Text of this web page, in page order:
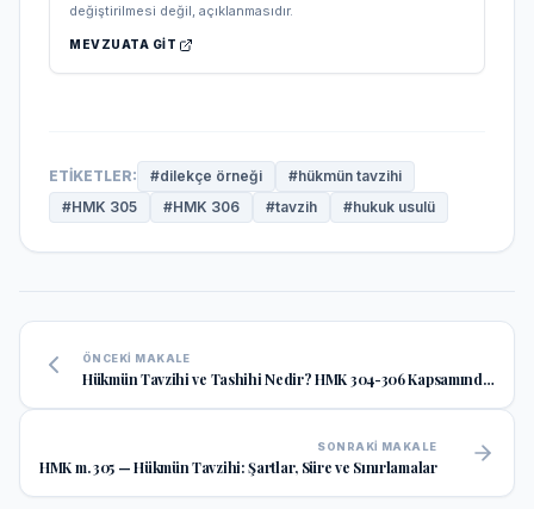
değiştirilmesi değil, açıklanmasıdır.
MEVZUATA GIT
ETIKETLER: #dilekçe örneği #hükmün tavzihi
#HMK 305 #HMK 306 #tavzih #hukuk usulü
ÖNCEKI MAKALE
Hükmün Tavzihi ve Tashihi Nedir? HMK 304-306 Kapsamında
SONRAKI MAKALE
HMK m. 305 — Hükmün Tavzihi: Şartlar, Süre ve Sınırlamalar